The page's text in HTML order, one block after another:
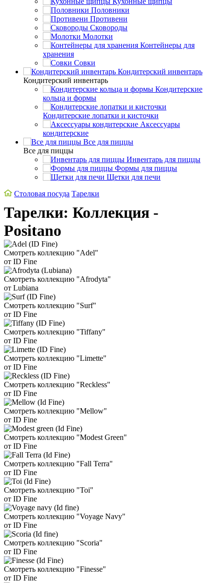
Половники
Противени
Сковороды
Молотки
Контейнеры для
хранения
Совки
Кондитерский инвентарь
Кондитерский инвентарь
Кондитерские
кольца и формы
Кондитерские лопатки и кисточки
Аксессуары
кондитерские
Все для пиццы
Все для пиццы
Инвентарь для пиццы
Формы для пиццы
Щетки для печи
Столовая посуда Тарелки
Тарелки: Коллекция -
Positano
Смотреть коллекцию "Adel"
от ID Fine
Смотреть коллекцию "Afrodyta"
от Lubiana
Смотреть коллекцию "Surf"
от ID Fine
Смотреть коллекцию "Tiffany"
от ID Fine
Смотреть коллекцию "Limette"
от ID Fine
Смотреть коллекцию "Reckless"
от ID Fine
Смотреть коллекцию "Mellow"
от ID Fine
Смотреть коллекцию "Modest Green"
от ID Fine
Смотреть коллекцию "Fall Terra"
от ID Fine
Смотреть коллекцию "Toi"
от ID Fine
Смотреть коллекцию "Voyage Navy"
от ID Fine
Смотреть коллекцию "Scoria"
от ID Fine
Смотреть коллекцию "Finesse"
от ID Fine